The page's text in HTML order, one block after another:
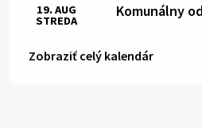
Komunálny
19. AUG
STREDA
Zobraziť celý kalendár